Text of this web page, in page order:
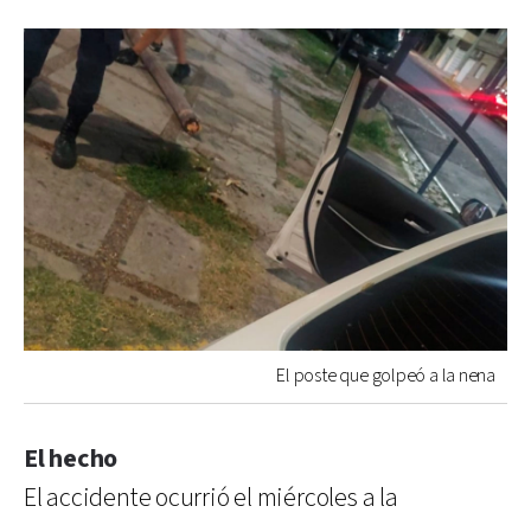
El poste que golpeó a la nena
El hecho
El accidente ocurrió el miércoles a la